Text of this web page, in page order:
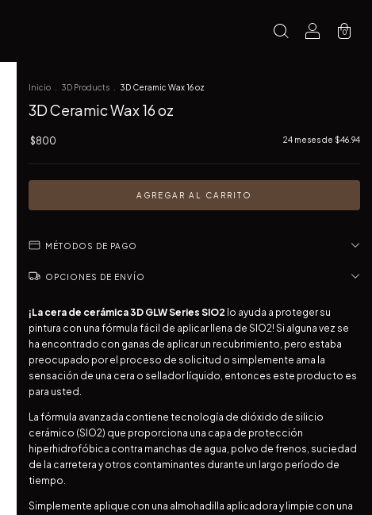
0
Inicio 3D Products 3D Ceramic Wax 16 oz
3D Ceramic Wax 16 oz
$800 24 meses de $46.94
MÉTODOS DE PAGO
OPCIONES DE ENVÍO
¡La cera de cerámica 3D GLW Series SIO2 lo ayuda a proteger su
pintura con una fórmula fácil de aplicar llena de SIO2! Si alguna vez se
ha encontrado con ganas de aplicar un recubrimiento, pero estaba
preocupado por el proceso de solicitud o simplemente ama la
sensación de una cera o sellador líquido, entonces este producto es
para usted.
La fórmula avanzada contiene tecnología de dióxido de silicio
cerámico (SIO2) que proporciona una capa de protección
hiperhidrofóbica contra manchas de agua, polvo de frenos, suciedad
de la carretera y otros contaminantes durante un largo período de
tiempo.
Simplemente aplique con una almohadilla aplicadora y limpie con una